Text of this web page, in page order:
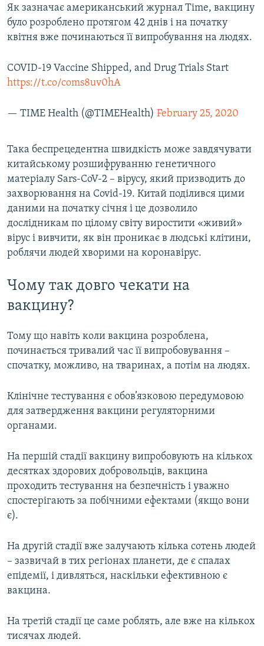
Як зазначає американський журнал Time, вакцину
було розроблено протягом 42 днів і на початку
квітня вже починаються її випробування на людях.
COVID-19 Vaccine Shipped, and Drug Trials Start
https://t.co/coms8uv0hA
— TIME Health (@TIMEHealth) February 25, 2020
Така беспрецедентна швидкість може завдячувати
китайському розшифруванню генетичного
матеріалу Sars-CoV-2 – вірусу, який призводить до
захворювання на Covid-19. Китай поділився цими
даними на початку січня і це дозволило
дослідникам по цілому світу виростити «живий»
вірус і вивчити, як він проникає в людські клітини,
роблячи людей хворими на коронавірус.
Чому так довго чекати на
вакцину?
Тому що навіть коли вакцина розроблена,
починається тривалий час її випробовування –
спочатку, можливо, на тваринах, а потім на людях.
Клінічне тестування є обов’язковою передумовою
для затвердження вакцини регуляторними
органами.
На першій стадії вакцину випробовують на кількох
десятках здорових добровольців, вакцина
проходить тестування на безпечність і уважно
спостерігають за побічними ефектами (якщо вони
є).
На другій стадії вже залучають кілька сотень людей
– зазвичай в тих регіонах планети, де є спалах
епідемії, і дивляться, наскільки ефективною є
вакцина.
На третій стадії це саме роблять, але вже на кількох
тисячах людей.